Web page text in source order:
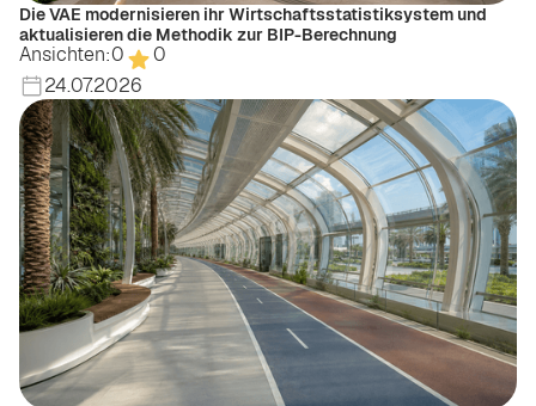
Die VAE modernisieren ihr Wirtschaftsstatistiksystem und
aktualisieren die Methodik zur BIP-Berechnung
Ansichten:0
0
24.07.2026